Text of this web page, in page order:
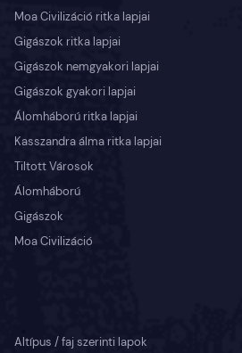
Moa Civilizáció ritka lapjai
Gigászok ritka lapjai
Gigászok nemgyakori lapjai
Gigászok gyakori lapjai
Álomháború ritka lapjai
Kasszandra álma ritka lapjai
Tiltott Városok
Álomháború
Gigászok
Moa Civilizáció
Altípus / faj szerinti lapok